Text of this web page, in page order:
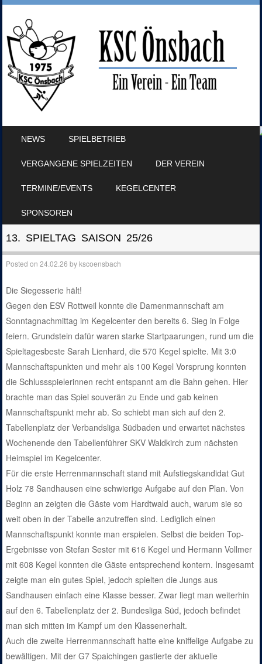
NEWS SPIELBETRIEB
VERGANGENE SPIELZEITEN DER VEREIN
TERMINE/EVENTS KEGELCENTER
SPONSOREN
13. SPIELTAG SAISON 25/26
Posted on24.02.26 bykscoensbach
Die Siegesserie hält!
Gegen den ESV Rottweil konnte die Damenmannschaft am
Sonntagnachmittag im Kegelcenter den bereits 6. Sieg in Folge
feiern. Grundstein dafür waren starke Startpaarungen, rund um die
Spieltagesbeste Sarah Lienhard, die 570 Kegel spielte. Mit 3:0
Mannschaftspunkten und mehr als 100 Kegel Vorsprung konnten
die Schlussspielerinnen recht entspannt am die Bahn gehen. Hier
brachte man das Spiel souverän zu Ende und gab keinen
Mannschaftspunkt mehr ab. So schiebt man sich auf den 2.
Tabellenplatz der Verbandsliga Südbaden und erwartet nächstes
Wochenende den Tabellenführer SKV Waldkirch zum nächsten
Heimspiel im Kegelcenter.
Für die erste Herrenmannschaft stand mit Aufstiegskandidat Gut
Holz 78 Sandhausen eine schwierige Aufgabe auf den Plan. Von
Beginn an zeigten die Gäste vom Hardtwald auch, warum sie so
weit oben in der Tabelle anzutreffen sind. Lediglich einen
Mannschaftspunkt konnte man erspielen. Selbst die beiden Top-
Ergebnisse von Stefan Sester mit 616 Kegel und Hermann Vollmer
mit 608 Kegel konnten die Gäste entsprechend kontern. Insgesamt
zeigte man ein gutes Spiel, jedoch spielten die Jungs aus
Sandhausen einfach eine Klasse besser. Zwar liegt man weiterhin
auf den 6. Tabellenplatz der 2. Bundesliga Süd, jedoch befindet
man sich mitten im Kampf um den Klassenerhalt.
Auch die zweite Herrenmannschaft hatte eine kniffelige Aufgabe zu
bewältigen. Mit der G7 Spaichingen gastierte der aktuelle